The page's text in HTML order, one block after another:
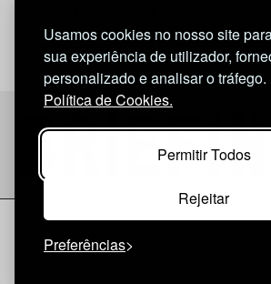
Usamos cookies no nosso site
sua experiência de utilizador,
personalizado e analisar o tráfego.
Política de Cookies.
Permitir Todos
Rejeitar
Preferências
Política de Cookies